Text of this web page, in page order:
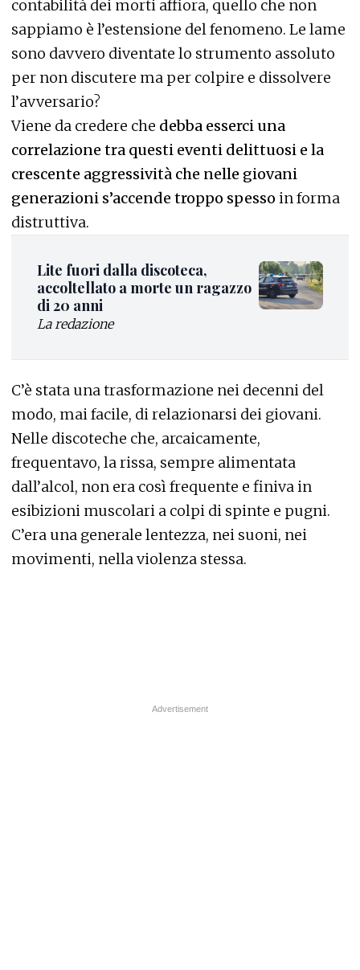
contabilità dei morti affiora, quello che non
sappiamo è l’estensione del fenomeno. Le lame
sono davvero diventate lo strumento assoluto
per non discutere ma per colpire e dissolvere
l’avversario?
Viene da credere che debba esserci una
correlazione tra questi eventi delittuosi e la
crescente aggressività che nelle giovani
generazioni s’accende troppo spesso in forma
distruttiva.
Lite fuori dalla discoteca,
accoltellato a morte un ragazzo
di 20 anni
La redazione
C’è stata una trasformazione nei decenni del
modo, mai facile, di relazionarsi dei giovani.
Nelle discoteche che, arcaicamente,
frequentavo, la rissa, sempre alimentata
dall’alcol, non era così frequente e finiva in
esibizioni muscolari a colpi di spinte e pugni.
C’era una generale lentezza, nei suoni, nei
movimenti, nella violenza stessa.